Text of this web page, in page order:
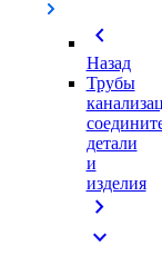
chevron_left
Назад
Трубы
детали
и
изделия
chevron_right
expand_more